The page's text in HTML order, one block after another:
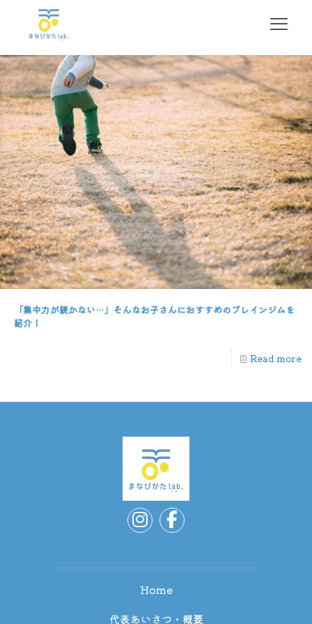
Categories Show all
「集中力が続かない…」そんなお子さんにおすすめのブレインジムを
紹介！
Read more
Home
代表あいさつ・概要